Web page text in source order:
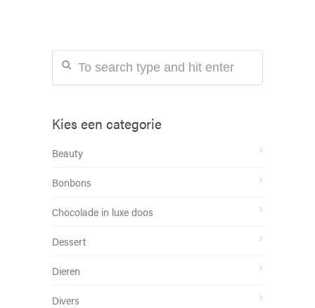
Kies een categorie
Beauty
Bonbons
Chocolade in luxe doos
Dessert
Dieren
Divers